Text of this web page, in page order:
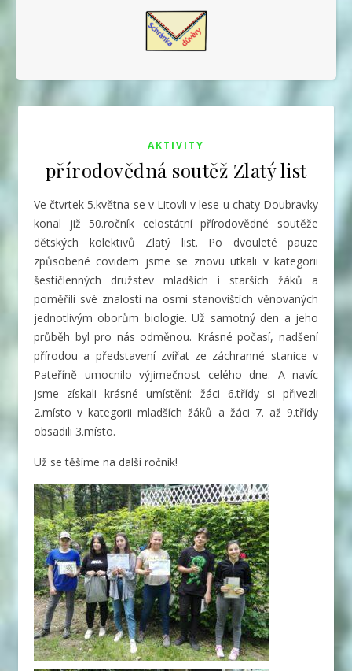
AKTIVITY
přírodovědná soutěž Zlatý list
Ve čtvrtek 5.května se v Litovli v lese u chaty Doubravky
konal již 50.ročník celostátní přírodovědné soutěže
dětských kolektivů Zlatý list. Po dvouleté pauze
způsobené covidem jsme se znovu utkali v kategorii
šestičlenných družstev mladších i starších žáků a
poměřili své znalosti na osmi stanovištích věnovaných
jednotlivým oborům biologie. Už samotný den a jeho
průběh byl pro nás odměnou. Krásné počasí, nadšení
přírodou a představení zvířat ze záchranné stanice v
Pateříně umocnilo výjimečnost celého dne. A navíc
jsme získali krásné umístění: žáci 6.třídy si přivezli
2.místo v kategorii mladších žáků a žáci 7. až 9.třídy
obsadili 3.místo.
Už se těšíme na další ročník!